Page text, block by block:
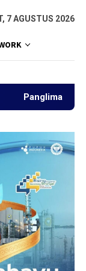
7 AGUSTUS 2026
Jhony Tunjuk